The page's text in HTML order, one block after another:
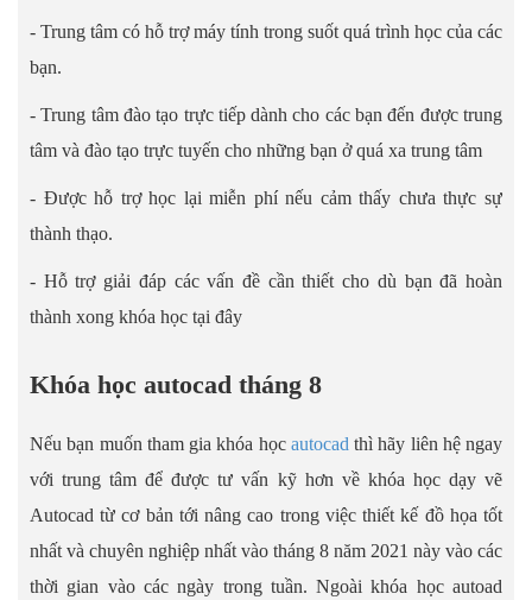
- Trung tâm có hỗ trợ máy tính trong suốt quá trình học của các
bạn.
- Trung tâm đào tạo trực tiếp dành cho các bạn đến được trung
tâm và đào tạo trực tuyến cho những bạn ở quá xa trung tâm
- Được hỗ trợ học lại miễn phí nếu cảm thấy chưa thực sự
thành thạo.
- Hỗ trợ giải đáp các vấn đề cần thiết cho dù bạn đã hoàn
thành xong khóa học tại đây
Khóa học autocad tháng 8
Nếu bạn muốn tham gia khóa học autocad thì hãy liên hệ ngay
với trung tâm để được tư vấn kỹ hơn về khóa học dạy vẽ
Autocad từ cơ bản tới nâng cao trong việc thiết kế đồ họa tốt
nhất và chuyên nghiệp nhất vào tháng 8 năm 2021 này vào các
thời gian vào các ngày trong tuần. Ngoài khóa học autoad